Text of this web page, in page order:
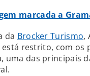
marcada a
da Brocker Turismo,
restrito, com os
uma das principais